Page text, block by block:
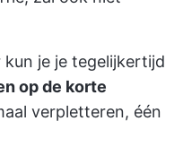
je je tegelijkertijd
op de korte
verpletteren, één